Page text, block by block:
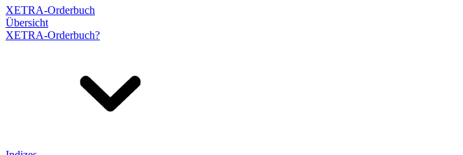
XETRA-Orderbuch
Übersicht
XETRA-Orderbuch?